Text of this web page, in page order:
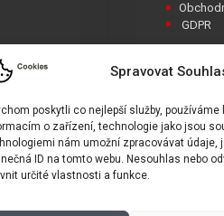
Spravovat
poskytli co nejlepší služby,
o zařízení, technologie jako jsou
nám umožní zpracovávat údaje,
ID na tomto webu. Nesouhlas nebo
určité vlastnosti a funkce.
ST/PÁ
GDPR